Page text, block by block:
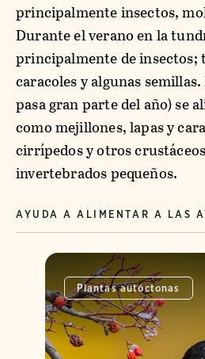
principalmente insectos,
Durante el verano en la
principalmente de insectos;
caracoles y algunas
pasa gran parte del año) se
como mejillones, lapas y
cirrípedos y otros
invertebrados pequeños.
AYUDA A ALIMENTAR A LAS
Plantas autóctonas